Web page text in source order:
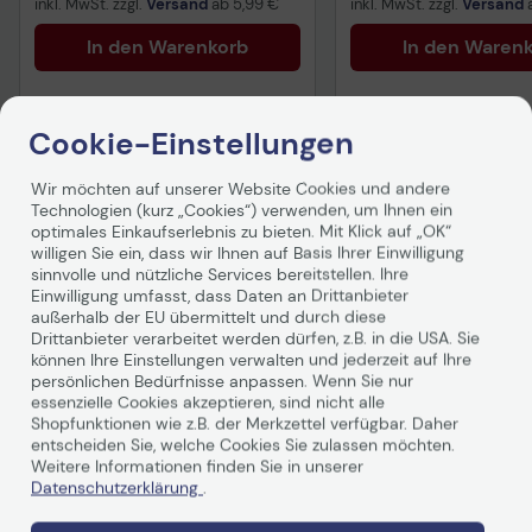
inkl. MwSt. zzgl. Versand ab 5,99 €
In den Warenkorb
inkl. MwSt. zzgl. Versand
In den
Produktbeschreibung
Technische Daten
Cookie-Einstellungen
Wir möchten auf unserer Website Cookies und andere
Technologien (kurz „Cookies“) verwenden, um Ihnen ein
optimales Einkaufserlebnis zu bieten. Mit Klick auf „OK“
willigen Sie ein, dass wir Ihnen auf Basis Ihrer Einwilligung
sinnvolle und nützliche Services bereitstellen. Ihre
Einwilligung umfasst, dass Daten an Drittanbieter
außerhalb der EU übermittelt und durch diese
Drittanbieter verarbeitet werden dürfen, z.B. in die USA. Sie
können Ihre Einstellungen verwalten und jederzeit auf Ihre
persönlichen Bedürfnisse anpassen. Wenn Sie nur
essenzielle Cookies akzeptieren, sind nicht alle
Shopfunktionen wie z.B. der Merkzettel verfügbar. Daher
entscheiden Sie, welche Cookies Sie zulassen möchten.
Weitere Informationen finden Sie in unserer
Datenschutzerklärung .